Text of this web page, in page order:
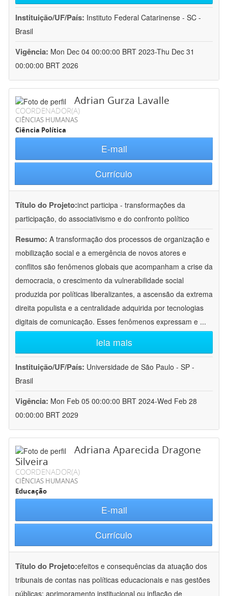
Instituição/UF/País: Instituto Federal Catarinense - SC -
Brasil
Vigência: Mon Dec 04 00:00:00 BRT 2023-Thu Dec 31
00:00:00 BRT 2026
Adrian Gurza Lavalle
COORDENADOR(A)
CIÊNCIAS HUMANAS
Ciência Política
E-mail
Currículo
Título do Projeto:inct participa - transformações da
participação, do associativismo e do confronto político
Resumo: A transformação dos processos de organização e
mobilização social e a emergência de novos atores e
conflitos são fenômenos globais que acompanham a crise da
democracia, o crescimento da vulnerabilidade social
produzida por políticas liberalizantes, a ascensão da extrema
direita populista e a centralidade adquirida por tecnologias
digitais de comunicação. Esses fenômenos expressam e ...
leia mais
Instituição/UF/País: Universidade de São Paulo - SP -
Brasil
Vigência: Mon Feb 05 00:00:00 BRT 2024-Wed Feb 28
00:00:00 BRT 2029
Adriana Aparecida Dragone
Silveira
COORDENADOR(A)
CIÊNCIAS HUMANAS
Educação
E-mail
Currículo
Título do Projeto:efeitos e consequências da atuação dos
tribunais de contas nas políticas educacionais e nas gestões
públicas: aprimoramento institucional ou inflação de